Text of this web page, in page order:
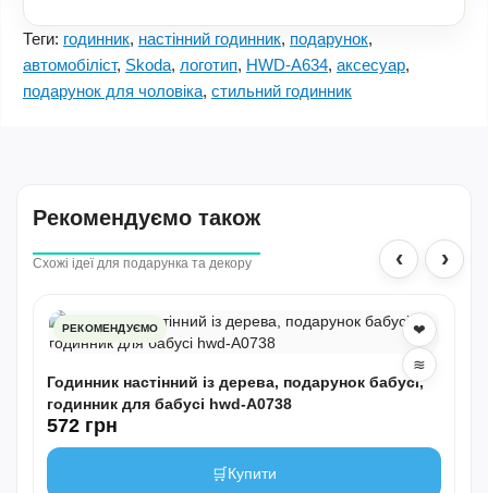
Теги: годинник, настінний годинник, подарунок,
автомобіліст, Skoda, логотип, HWD-A634, аксесуар,
подарунок для чоловіка, стильний годинник
Рекомендуємо також
Схожі ідеї для подарунка та декору ‹
РЕКОМЕНДУЄМО
❤
≋
Годинник настінний із дерева, подарунок бабусі,
годинник для бабусі hwd-A0738
572 грн
🛒Купити
›